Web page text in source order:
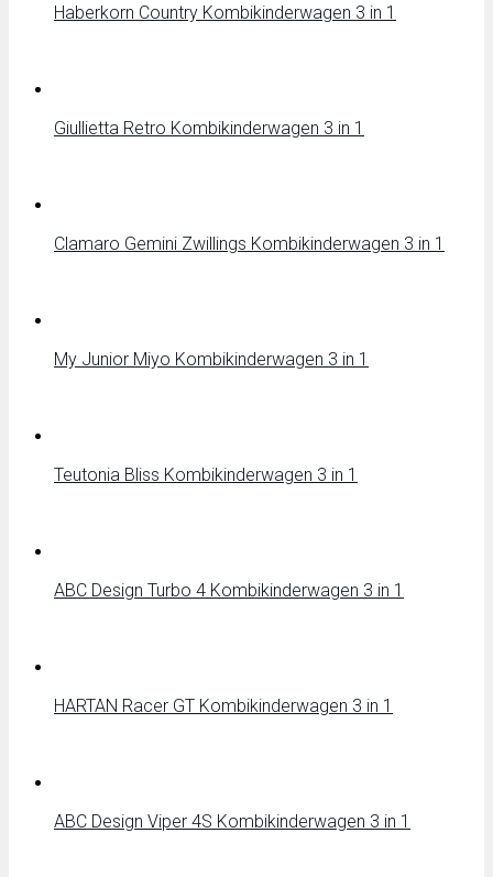
Haberkorn Country Kombikinderwagen 3 in 1
Giullietta Retro Kombikinderwagen 3 in 1
Clamaro Gemini Zwillings Kombikinderwagen 3 in 1
My Junior Miyo Kombikinderwagen 3 in 1
Teutonia Bliss Kombikinderwagen 3 in 1
ABC Design Turbo 4 Kombikinderwagen 3 in 1
HARTAN Racer GT Kombikinderwagen 3 in 1
ABC Design Viper 4S Kombikinderwagen 3 in 1